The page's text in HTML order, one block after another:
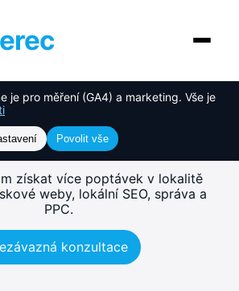
je pro měření (GA4) a marketing. Vše je
Povolit vše
Humpolec –
ready weby
získat více poptávek v lokalitě
weby, lokální SEO, správa a
PPC.
konzultace